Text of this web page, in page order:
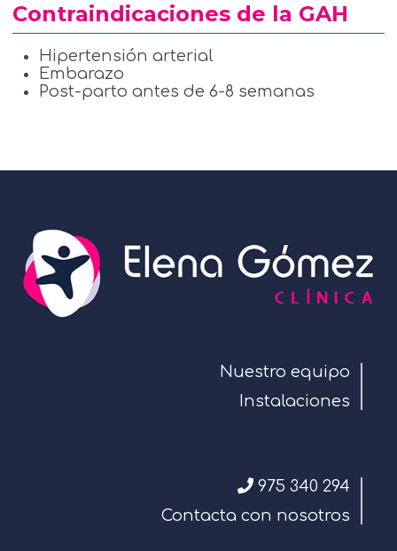
Contraindicaciones de la GAH
Hipertensión arterial
Embarazo
Post-parto antes de 6-8 semanas
Nuestro equipo
Instalaciones
975 340 294
Contacta con nosotros